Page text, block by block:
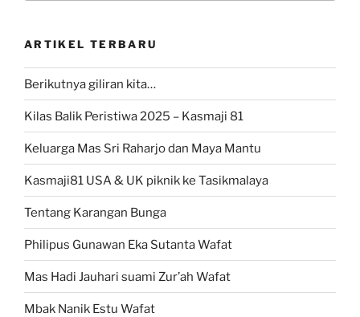
ARTIKEL TERBARU
Berikutnya giliran kita…
Kilas Balik Peristiwa 2025 – Kasmaji 81
Keluarga Mas Sri Raharjo dan Maya Mantu
Kasmaji81 USA & UK piknik ke Tasikmalaya
Tentang Karangan Bunga
Philipus Gunawan Eka Sutanta Wafat
Mas Hadi Jauhari suami Zur’ah Wafat
Mbak Nanik Estu Wafat